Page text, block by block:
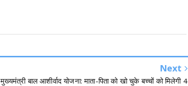
Next
मुख्यमंत्री बाल आशीर्वाद योजना: माता-पिता को खो चुके बच्चों को मिलेगी 4